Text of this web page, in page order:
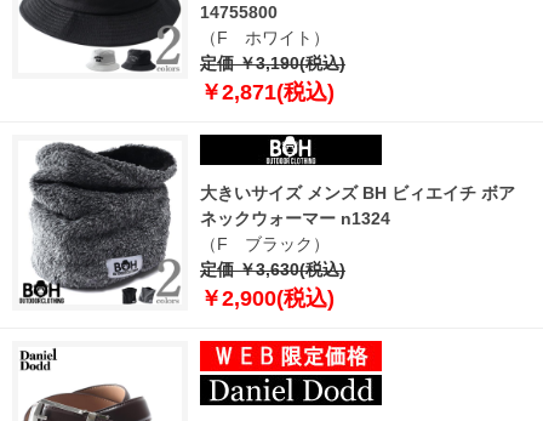
14755800
（F ホワイト）
定価 ￥3,190(税込)
￥2,871(税込)
大きいサイズ メンズ BH ビィエイチ ボア
ネックウォーマー n1324
（F ブラック）
定価 ￥3,630(税込)
￥2,900(税込)